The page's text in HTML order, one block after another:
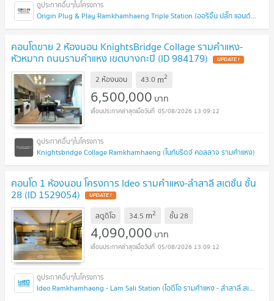
Origin Plug & Play Ramkhamhaeng Triple Station (ออริจิ้น ปลั๊ก แอนด์ เพลย์ รามคำแหง ทริปเปิ้ล สเตชั่น)
คอนโดขาย 2 ห้องนอน KnightsBridge Collage รามคำแหง-
หัวหมาก ถนนรามคำแหง เขตบางกะปิ (ID 984179) UPDATE !
2 ห้องนอน 43.0 m2
6,500,000 บาท
05/08/2026 13:09:12
Knightsbridge Collage Ramkhamhaeng (ไนท์บริดจ์ คอลลาจ รามคำแหง)
คอนโด 1 ห้องนอน โครงการ Ideo รามคำแหง-ลำสาลี สเตชั่น ชั้น
28 (ID 1529054) UPDATE !
สตูดิโอ 34.5 m2 ชั้น28
4,090,000 บาท
05/08/2026 13:09:12
Ideo Ramkhamhaeng - Lam Sali Station (ไอดีโอ รามคำแหง - ลำสาลี สเตชั่น)